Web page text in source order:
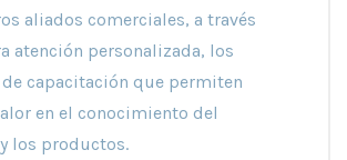
aliados comerciales, a través
atención personalizada, los
capacitación que permiten
en el conocimiento del
los productos.